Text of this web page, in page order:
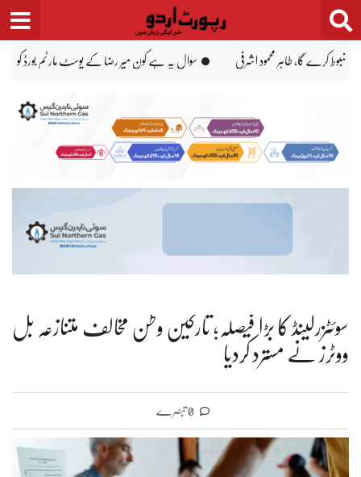
Skip
to
content
ہے یا تھا، خواجہ آصف پاکستان نے وہ سفارتی کردار ادا کیا جو بڑی طاقتیں بھی ادا نہ
سوئٹزرلینڈ کا بڑا فیصلہ؛ تارکین وطن مخالف متنازعہ بل
ووٹرز نے مسترد کردیا
0 تبصرے